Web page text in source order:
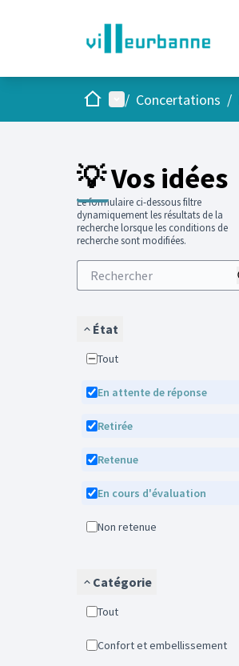
AccueilMenu principal
/ Concertations /
💡 Vos idées
Le formulaire ci-dessous filtre
dynamiquement les résultats de la
recherche lorsque les conditions de
recherche sont modifiées.
État
Tout
En attente de réponse
Retirée
Retenue
En cours d'évaluation
Non retenue
Catégorie
Tout
Confort et embellissement